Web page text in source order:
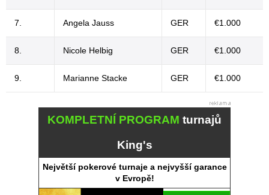
7. Angela Jauss GER €1.000
8. Nicole Helbig GER €1.000
9. Marianne Stacke GER €1.000
KOMPLETNÍ PROGRAM turnajů
King's
Největší pokerové turnaje a nejvyšší garance
v Evropě!